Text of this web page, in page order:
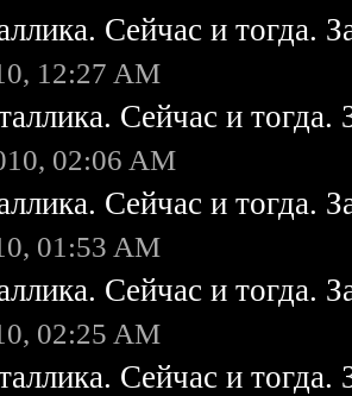
Сейчас и тогда.
12:27 AM
Сейчас и
02:06 AM
Сейчас и тогда.
01:53 AM
Сейчас и тогда.
02:25 AM
Сейчас и